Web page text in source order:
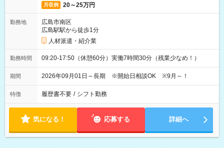
月収例 20～25万円
勤務地
広島市南区
広島駅駅から徒歩1分
人材派遣・紹介業
勤務時間 09:20-17:50（休憩60分）実働7時間30分（残業少なめ！）
期間 2026年09月01日～長期 ※開始日相談OK ※9月～！
特徴 履歴書不要 / シフト勤務
気になる！ 応募する 詳細へ